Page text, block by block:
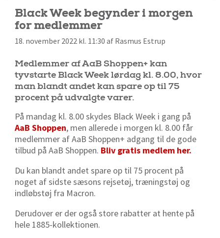
Black Week begynder i morgen
for medlemmer
18. november 2022 kl. 11:30 af Rasmus Estrup
Medlemmer af AaB Shoppen+ kan
tyvstarte Black Week lørdag kl. 8.00, hvor
man blandt andet kan spare op til 75
procent på udvalgte varer.
På mandag kl. 8.00 skydes Black Week i gang på
AaB Shoppen, men allerede i morgen kl. 8.00 får
medlemmer af AaB Shoppen+ adgang til de gode
tilbud på AaB Shoppen. Bliv gratis medlem her.
Du kan blandt andet spare op til 75 procent på
noget af sidste sæsons rejsetøj, træningstøj og
indløbstøj fra Macron.
Derudover er der også store rabatter at hente på
hele 1885-kollektionen.